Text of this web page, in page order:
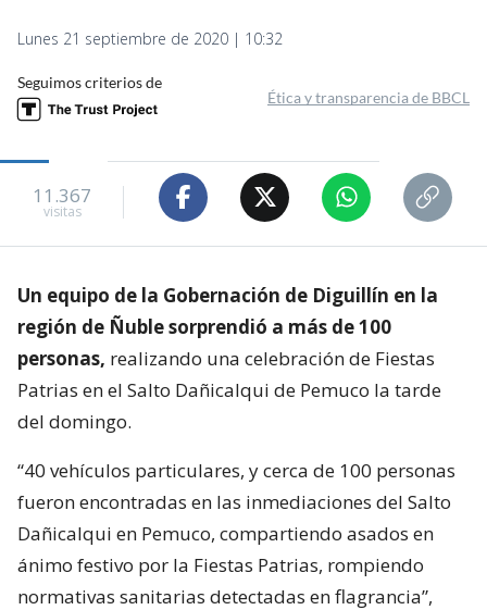
Lunes 21 septiembre de 2020 | 10:32
Seguimos criterios de
Ética y transparencia de BBCL
11.367
visitas
Un equipo de la Gobernación de Diguillín en la
región de Ñuble sorprendió a más de 100
personas, realizando una celebración de Fiestas
Patrias en el Salto Dañicalqui de Pemuco la tarde
del domingo.
“40 vehículos particulares, y cerca de 100 personas
fueron encontradas en las inmediaciones del Salto
Dañicalqui en Pemuco, compartiendo asados en
ánimo festivo por la Fiestas Patrias, rompiendo
normativas sanitarias detectadas en flagrancia”,